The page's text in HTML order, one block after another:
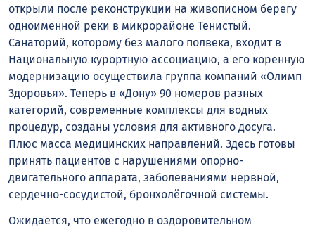
открыли после реконструкции на живописном берегу
одноименной реки в микрорайоне Тенистый.
Санаторий, которому без малого полвека, входит в
Национальную курортную ассоциацию, а его коренную
модернизацию осуществила группа компаний «Олимп
Здоровья». Теперь в «Дону» 90 номеров разных
категорий, современные комплексы для водных
процедур, созданы условия для активного досуга.
Плюс масса медицинских направлений. Здесь готовы
принять пациентов с нарушениями опорно-
двигательного аппарата, заболеваниями нервной,
сердечно-сосудистой, бронхолёгочной системы.
Ожидается, что ежегодно в оздоровительном